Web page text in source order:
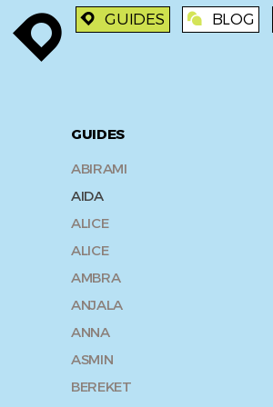
enroute enroute GUIDES blog BLOG
GUIDES
ABIRAMI
AIDA
ALICE
ALICE
AMBRA
ANJALA
ANNA
ASMIN
BEREKET